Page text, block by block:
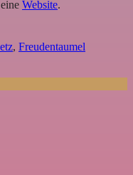
Website.
, Freudentaumel